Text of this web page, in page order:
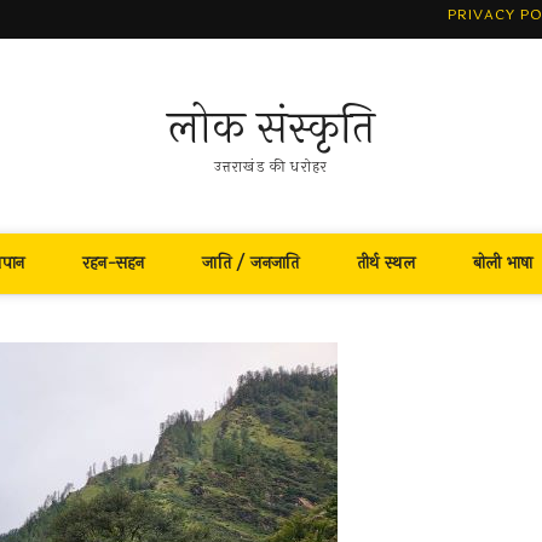
PRIVACY
लोक संस्कृति
उत्तराखंड की धरोहर
रहन-सहन जाति / जनजाति तीर्थ स्थल बोली भाषा